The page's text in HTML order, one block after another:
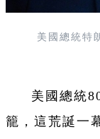
美國總統特
美國總統
籠，這荒誕一